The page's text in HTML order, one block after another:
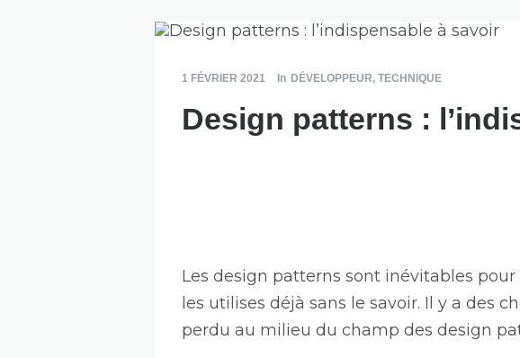
1 FÉVRIER 2021 In DÉVELOPPEUR, TECHNIQUE
Design patterns :
Les design patterns sont inévitables
les utilises déjà sans le savoir. Il y a des
perdu au milieu du champ des design